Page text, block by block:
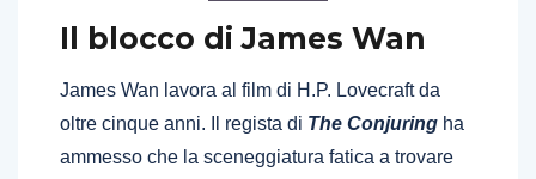
Il blocco di James Wan
James Wan lavora al film di H.P. Lovecraft da
oltre cinque anni. Il regista di The Conjuring ha
ammesso che la sceneggiatura fatica a trovare